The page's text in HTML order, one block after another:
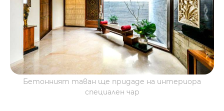
Бетонният таван ще придаде на интериора
специален чар